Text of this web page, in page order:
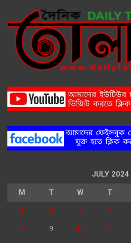
JULY 2024
M T W T
1 2 3 4
8 9 10 11